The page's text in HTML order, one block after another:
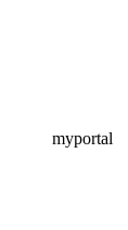
myportal